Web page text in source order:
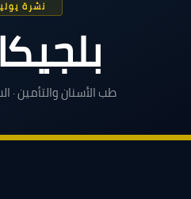
نشرة يوليو 2026 — بلجيكا وأوروبا
طب الأسنان والتأمين ·